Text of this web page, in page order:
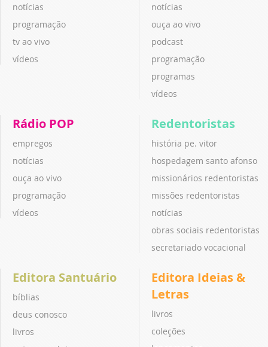
notícias
programação
tv ao vivo
vídeos
notícias
ouça ao vivo
podcast
programação
programas
vídeos
Rádio POP
empregos
notícias
ouça ao vivo
programação
vídeos
Redentoristas
história pe. vitor
hospedagem santo afonso
missionários redentoristas
missões redentoristas
notícias
obras sociais redentoristas
secretariado vocacional
Editora Santuário
bíblias
deus conosco
livros
Editora Ideias &
Letras
livros
coleções